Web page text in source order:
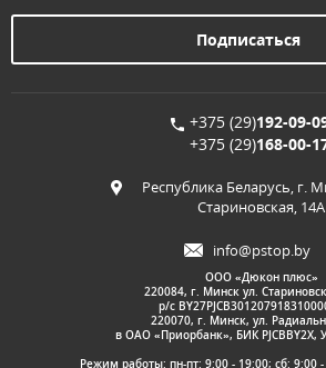
+375 (29)192-09-
+375 (29)168-00-
Республика Беларусь, г.
Стариновская, 14А
info@pstop.by
ООО «Дюкон плюс»
220084, г. Минск ул.
р/с
220070, г. Минск, ул.
в ОАО «Приорбанк», БИК PJCBBY2X,
Режим работы: пн-пт: 9:00 - 19:00; сб: 9:00